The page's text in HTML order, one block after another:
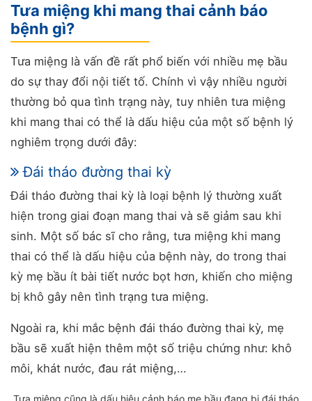
Tưa miệng khi mang thai cảnh báo
bệnh gì?
Tưa miệng là vấn đề rất phổ biến với nhiều mẹ bầu
do sự thay đổi nội tiết tố. Chính vì vậy nhiều người
thường bỏ qua tình trạng này, tuy nhiên tưa miệng
khi mang thai có thể là dấu hiệu của một số bệnh lý
nghiêm trọng dưới đây:
Đái tháo đường thai kỳ
Đái tháo đường thai kỳ là loại bệnh lý thường xuất
hiện trong giai đoạn mang thai và sẽ giảm sau khi
sinh. Một số bác sĩ cho rằng, tưa miệng khi mang
thai có thể là dấu hiệu của bệnh này, do trong thai
kỳ mẹ bầu ít bài tiết nước bọt hơn, khiến cho miệng
bị khô gây nên tình trạng tưa miệng.
Ngoài ra, khi mắc bệnh đái tháo đường thai kỳ, mẹ
bầu sẽ xuất hiện thêm một số triệu chứng như: khô
môi, khát nước, đau rát miệng,…
Tưa miệng cũng là dấu hiệu cảnh báo mẹ bầu đang bị đái tháo